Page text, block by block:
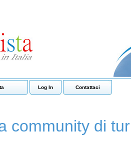
Log In Contattaci
community di